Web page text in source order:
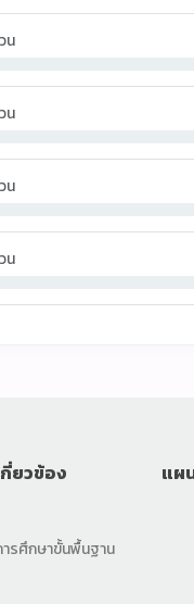
น
น
น
น
ยวข้อง
รศึกษาขั้นพื้นฐาน
แผ